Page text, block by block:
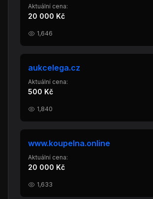
Aktuální cena:
20 000 Kč
1,646
aukcelega.cz
Aktuální cena:
500 Kč
1,840
www.koupelna.online
Aktuální cena:
20 000 Kč
1,633